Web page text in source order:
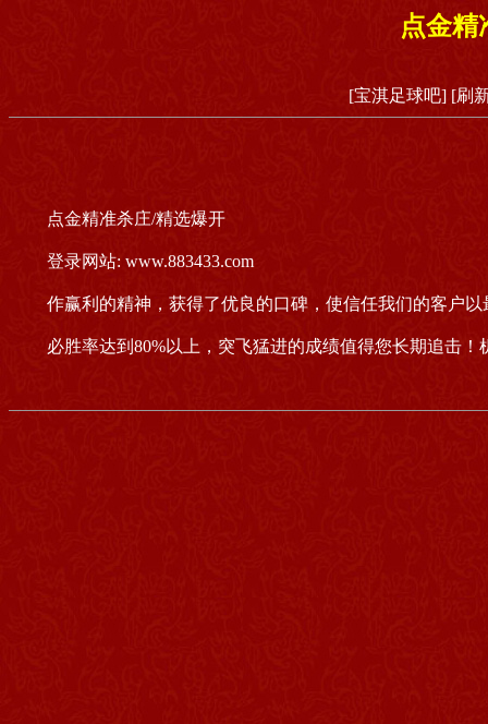
点金精
[宝淇足球吧] [刷
点金精准杀庄/精选爆开
登录网站: www.883433.com
作赢利的精神，获得了优良的口碑，使信任我们的客户
必胜率达到80%以上，突飞猛进的成绩值得您长期追击